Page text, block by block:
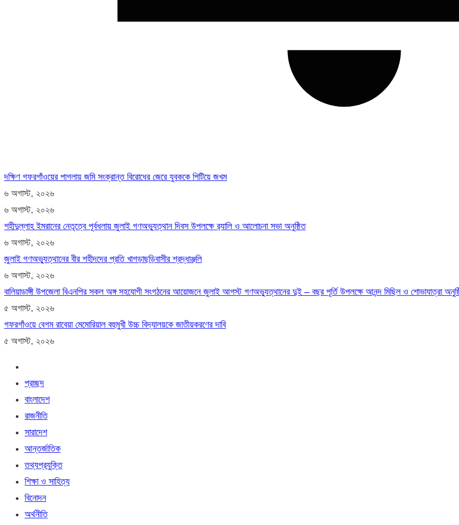
দক্ষিণ গফরগাঁওয়ের পাগলায় জমি সংক্রান্ত বিরোধের জেরে যুবককে পিটিয়ে জখম
৬ অগাস্ট, ২০২৬
৬ অগাস্ট, ২০২৬
শহীদুল্লাহ ইমরানের নেতৃত্বে পূর্বধলায় জুলাই গণঅভ্যুত্থান দিবস উপলক্ষে র‍্যালি ও আলোচনা সভা অনুষ্ঠিত
৬ অগাস্ট, ২০২৬
জুলাই গণঅভ্যুত্থানের বীর শহীদদের প্রতি খাগড়াছড়িবাসীর শ্রদ্ধাঞ্জলি
৬ অগাস্ট, ২০২৬
বালিয়াডাঙ্গী উপজেলা বিএনপির সকল অঙ্গ সহযোগী সংগঠনের আয়োজনে জুলাই আগস্ট গণঅভ্যুত্থানের দুই – বছর পূর্তি উপলক্ষে আনন্দ মিছিল ও শোভাযাত্রা
৫ অগাস্ট, ২০২৬
গফরগাঁওয়ে বেগম রাবেয়া মেমোরিয়াল বহুমুখী উচ্চ বিদ্যালয়কে জাতীয়করণের দাবি
৫ অগাস্ট, ২০২৬
প্রচ্ছদ
বাংলাদেশ
রাজনীতি
সারাদেশ
আন্তর্জাতিক
তথ্যপ্রযুক্তি
শিক্ষা ও সাহিত্য
বিনোদন
অর্থনীতি